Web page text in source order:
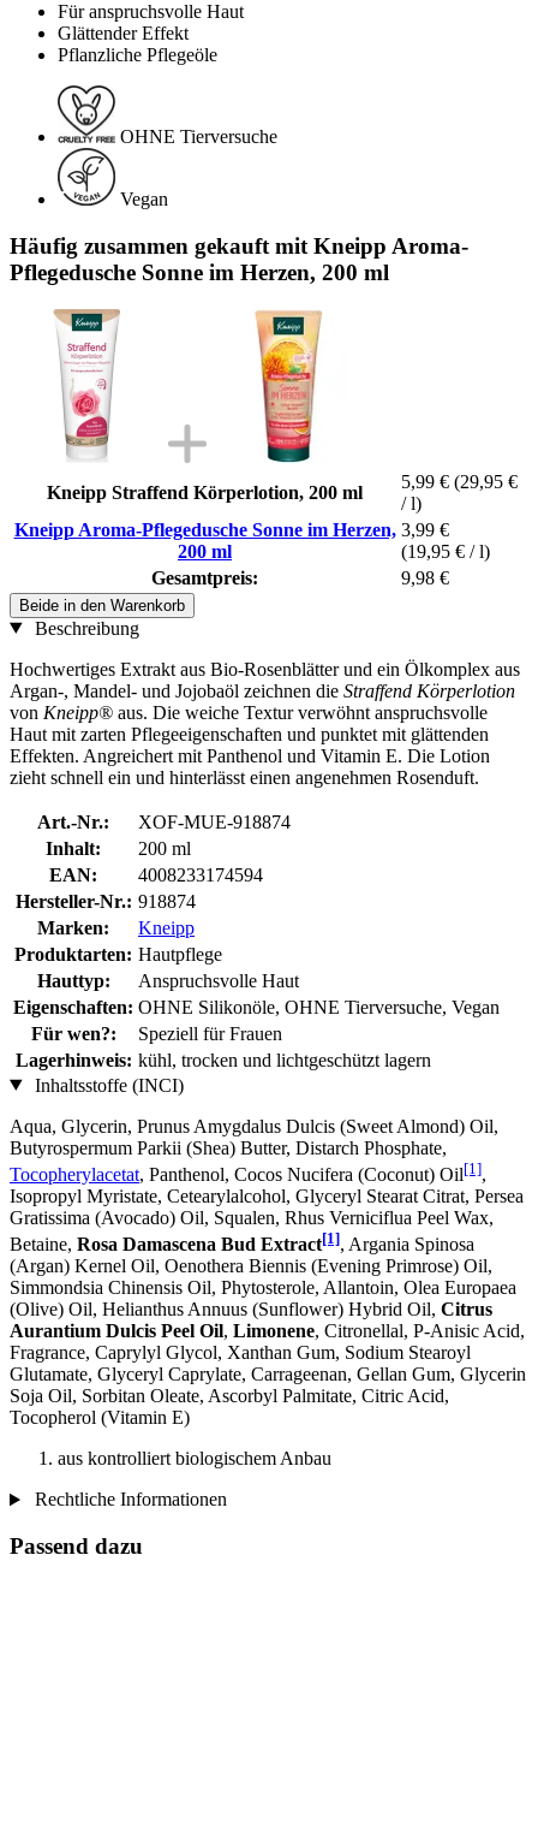
Für anspruchsvolle Haut
Glättender Effekt
Pflanzliche Pflegeöle
OHNE Tierversuche
Vegan
Häufig zusammen gekauft mit Kneipp Aroma-
Pflegedusche Sonne im Herzen, 200 ml
Kneipp Straffend Körperlotion, 200 ml
5,99 € (29,95 €
/ l)
Kneipp Aroma-Pflegedusche Sonne im Herzen,
200 ml
3,99 €
(19,95 € / l)
Gesamtpreis:
9,98 €
Beide in den Warenkorb
Beschreibung
Hochwertiges Extrakt aus Bio-Rosenblätter und ein Ölkomplex aus
Argan-, Mandel- und Jojobaöl zeichnen die Straffend Körperlotion
von Kneipp® aus. Die weiche Textur verwöhnt anspruchsvolle
Haut mit zarten Pflegeeigenschaften und punktet mit glättenden
Effekten. Angreichert mit Panthenol und Vitamin E. Die Lotion
zieht schnell ein und hinterlässt einen angenehmen Rosenduft.
Art.-Nr.:
XOF-MUE-918874
Inhalt:
200 ml
EAN:
4008233174594
Hersteller-Nr.: 918874
Marken:
Kneipp
Produktarten: Hautpflege
Hauttyp:
Anspruchsvolle Haut
Eigenschaften: OHNE Silikonöle, OHNE Tierversuche, Vegan
Für wen?:
Speziell für Frauen
Lagerhinweis: kühl, trocken und lichtgeschützt lagern
Inhaltsstoffe (INCI)
Aqua, Glycerin, Prunus Amygdalus Dulcis (Sweet Almond) Oil,
Butyrospermum Parkii (Shea) Butter, Distarch Phosphate,
Tocopherylacetat, Panthenol, Cocos Nucifera (Coconut) Oil[1],
Isopropyl Myristate, Cetearylalcohol, Glyceryl Stearat Citrat, Persea
Gratissima (Avocado) Oil, Squalen, Rhus Verniciflua Peel Wax,
Betaine, Rosa Damascena Bud Extract[1], Argania Spinosa
(Argan) Kernel Oil, Oenothera Biennis (Evening Primrose) Oil,
Simmondsia Chinensis Oil, Phytosterole, Allantoin, Olea Europaea
(Olive) Oil, Helianthus Annuus (Sunflower) Hybrid Oil, Citrus
Aurantium Dulcis Peel Oil, Limonene, Citronellal, P-Anisic Acid,
Fragrance, Caprylyl Glycol, Xanthan Gum, Sodium Stearoyl
Glutamate, Glyceryl Caprylate, Carrageenan, Gellan Gum, Glycerin
Soja Oil, Sorbitan Oleate, Ascorbyl Palmitate, Citric Acid,
Tocopherol (Vitamin E)
aus kontrolliert biologischem Anbau
Rechtliche Informationen
Passend dazu